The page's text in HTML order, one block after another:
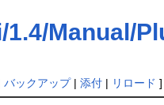
1.4/Manual/
バックアップ| 添付| リロード